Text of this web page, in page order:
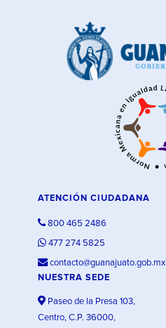
ATENCIÓN CIUDADANA
800 465 2486
477 274 5825
contacto@guanajuato.gob.mx
NUESTRA SEDE
Paseo de la Presa 103,
Centro, C.P. 36000,